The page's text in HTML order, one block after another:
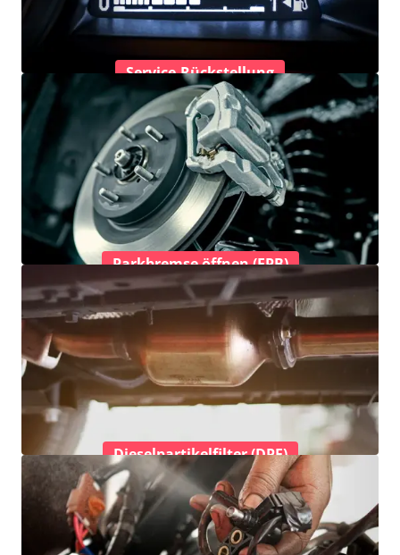
Service-Rückstellung
Parkbremse öffnen (EPB)
Dieselpartikelfilter (DPF)